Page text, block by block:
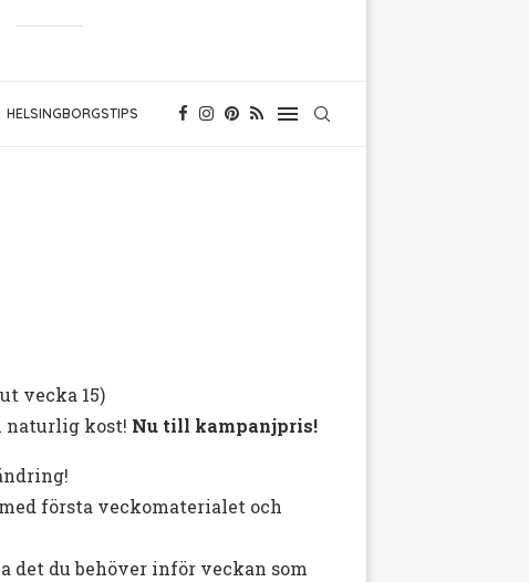
HELSINGBORGSTIPS
vecka 15)
naturlig kost! Nu till kampanjpris!
första veckomaterialet och
det du behöver inför veckan som